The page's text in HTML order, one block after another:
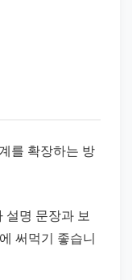
를 확장하는 방
설명 문장과 보
써먹기 좋습니